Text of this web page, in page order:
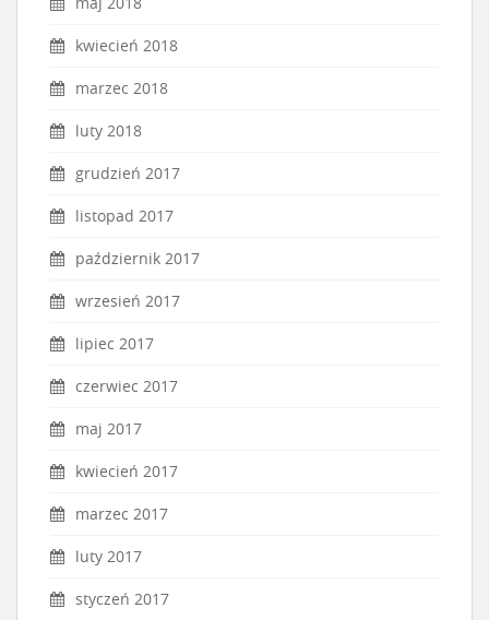
kwiecień 2018
marzec 2018
luty 2018
grudzień 2017
listopad 2017
październik 2017
wrzesień 2017
lipiec 2017
czerwiec 2017
maj 2017
kwiecień 2017
marzec 2017
luty 2017
styczeń 2017